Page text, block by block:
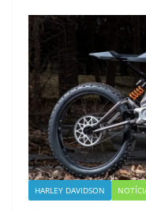
HARLEY DAVIDSON